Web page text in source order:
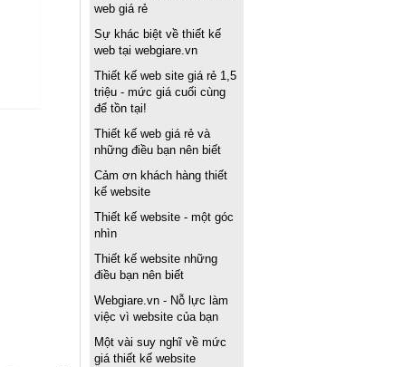
web giá rẻ
Sự khác biệt về thiết kế
web tại webgiare.vn
Thiết kế web site giá rẻ 1,5
triệu - mức giá cuối cùng
để tồn tại!
Thiết kế web giá rẻ và
những điều bạn nên biết
Cảm ơn khách hàng thiết
kế website
Thiết kế website - một góc
nhìn
Thiết kế website những
điều bạn nên biết
Webgiare.vn - Nỗ lực làm
việc vì website của bạn
Một vài suy nghĩ về mức
giá thiết kế website